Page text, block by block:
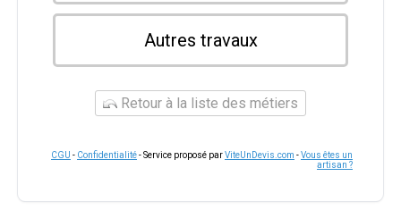
Autres travaux
Retour à la liste des métiers
CGU - Confidentialité- Service proposé parViteUnDevis.com -Vous êtes un
artisan ?